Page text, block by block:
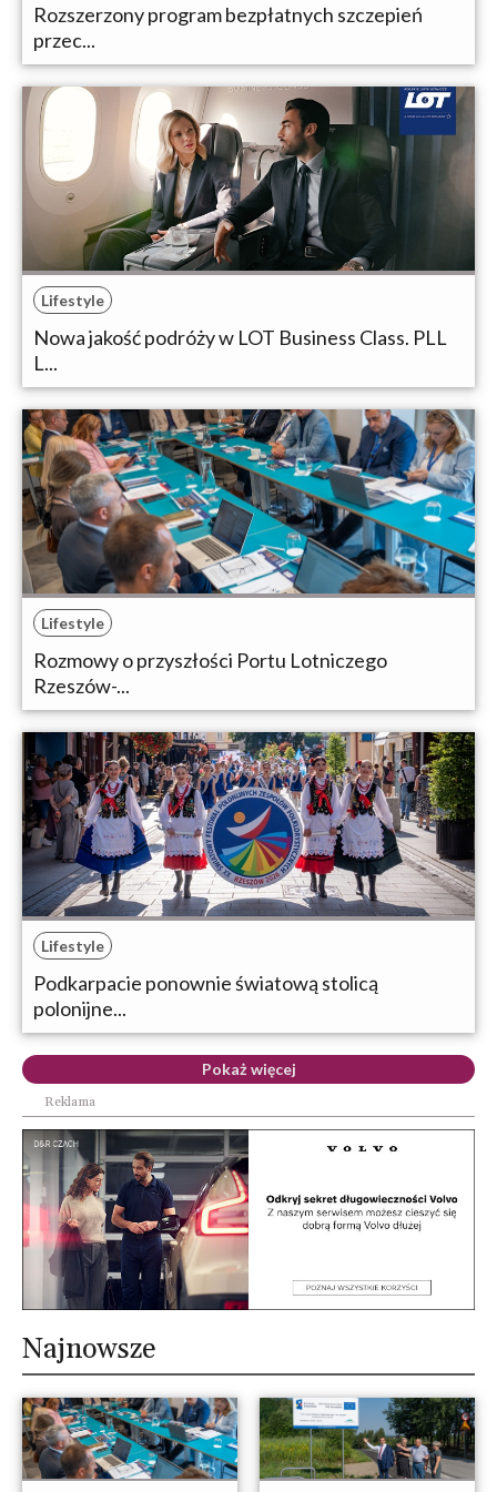
Rozszerzony program bezpłatnych szczepień
przec...
Lifestyle
Nowa jakość podróży w LOT Business Class. PLL
L...
Lifestyle
Rozmowy o przyszłości Portu Lotniczego
Rzeszów-...
Lifestyle
Podkarpacie ponownie światową stolicą
polonijne...
Pokaż więcej
Reklama
Najnowsze